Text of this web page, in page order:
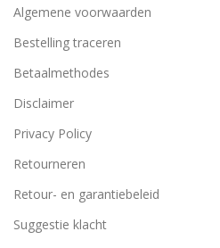
Algemene voorwaarden
Bestelling traceren
Betaalmethodes
Disclaimer
Privacy Policy
Retourneren
Retour- en garantiebeleid
Suggestie klacht